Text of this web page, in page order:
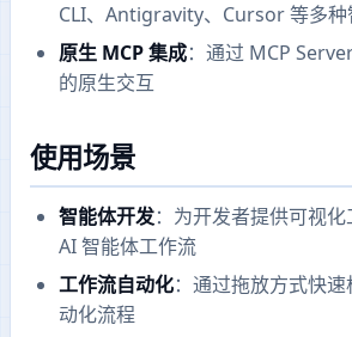
CLI、Antigravity、Cursor 等多种
原生 MCP 集成：通过 MCP
的原生交互
使用场景
智能体开发：为开发者提供可视
AI 智能体工作流
工作流自动化：通过拖放方式快
动化流程